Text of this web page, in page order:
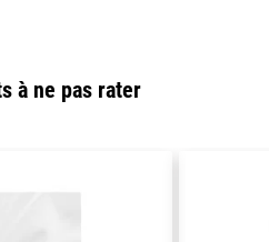
à ne pas rater